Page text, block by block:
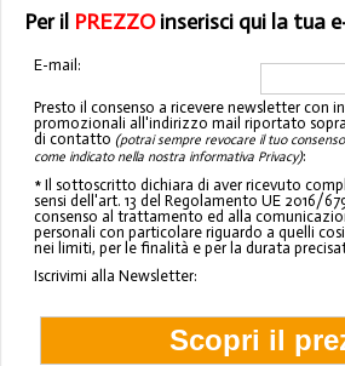
Per il PREZZOinserisci qui la tua
E-mail:
Presto il consenso a ricevere newsletter con
promozionali all'indirizzo mail riportato
di contatto (potrai sempre revocare il tuo
come indicato nella nostra informativa Privacy):
* Il sottoscritto dichiara di aver ricevuto
sensi dell'art. 13 del Regolamento UE 2016/
consenso al trattamento ed alla
personali con particolare riguardo a quelli
nei limiti, per le finalità e per la durata
Iscrivimi alla Newsletter: